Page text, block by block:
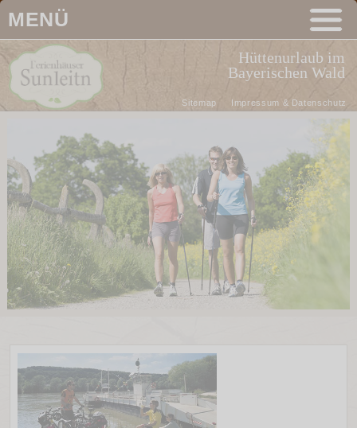
Hüttenurlaub im
Bayerischen Wald
MENÜ
Impressum & Datenschutz
Sitemap